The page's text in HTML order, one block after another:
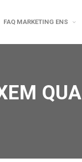
FAQ MARKETING ENS
QUA